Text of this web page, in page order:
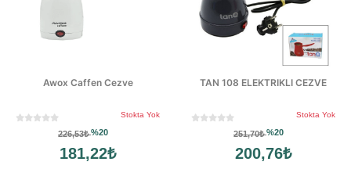
Awox Caffen Cezve
Stokta Yok
226,53₺%20
181,22₺
TAN 108 ELEKTRIKLI CEZVE
Stokta Yok
251,70₺%20
200,76₺